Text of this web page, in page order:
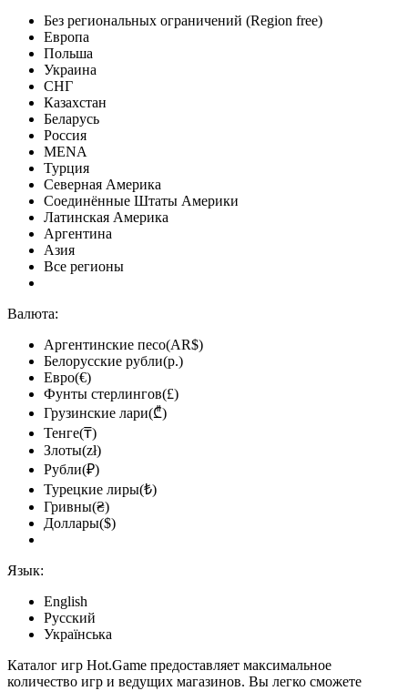
Без региональных ограничений (Region free)
Европа
Польша
Украина
СНГ
Казахстан
Беларусь
Россия
MENA
Турция
Северная Америка
Соединённые Штаты Америки
Латинская Америка
Аргентина
Азия
Все регионы
Валюта:
Аргентинские песо(AR$)
Белорусские рубли(р.)
Евро(€)
Фунты стерлингов(£)
Грузинские лари(₾)
Тенге(₸)
Злоты(zł)
Рубли(₽)
Турецкие лиры(₺)
Гривны(₴)
Доллары($)
Язык:
English
Русский
Українська
Каталог игр Hot.Game предоставляет максимальное
количество игр и ведущих магазинов. Вы легко сможете